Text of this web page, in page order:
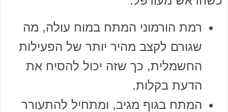
רמת הורמוני המתח במוח עולה, מה
שגורם לקצב מהיר יותר של הפעילות
החשמלית, כך שזה יכול להסיח את
הדעת בקלות.
המתח בגוף מגיב, ומתחיל להתעורר